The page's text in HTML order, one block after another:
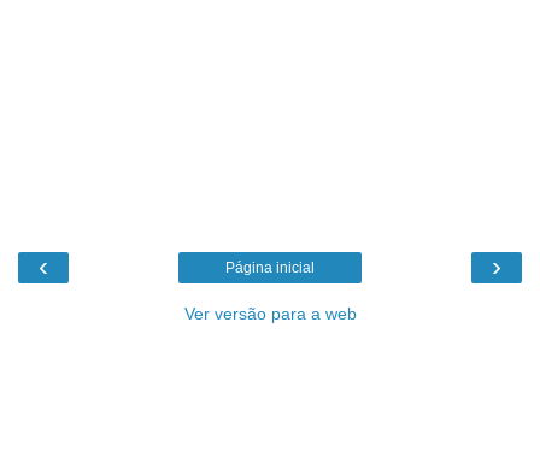
‹ ›
Página inicial
Ver versão para a web